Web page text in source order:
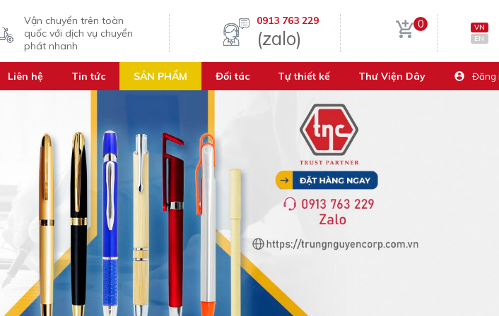
Vận chuyển trên toàn
quốc với dịch vụ chuyển
phát nhanh
0913 763 229
(zalo)
0
VN
EN
Liên hệ Tin tức SẢN PHẨM Đối tác Tự thiết kế Thư Viện Dây Đăng